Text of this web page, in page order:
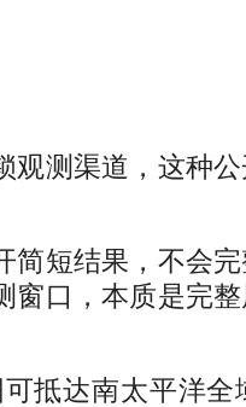
观测渠道，这种
简短结果，不会
窗口，本质是完
抵达南太平洋